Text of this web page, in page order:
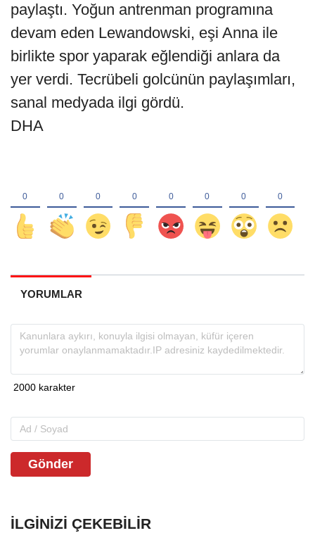
paylaştı. Yoğun antrenman programına
devam eden Lewandowski, eşi Anna ile
birlikte spor yaparak eğlendiği anlara da
yer verdi. Tecrübeli golcünün paylaşımları,
sanal medyada ilgi gördü.
DHA
YORUMLAR
Gönder
İLGINIZI ÇEKEBILIR